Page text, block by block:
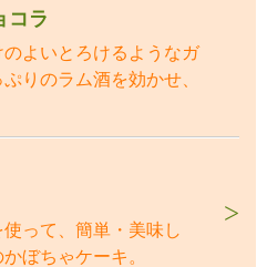
コラ
よいとろけるようなガ
りのラム酒を効かせ、
って、簡単・美味し
ぼちゃケーキ。